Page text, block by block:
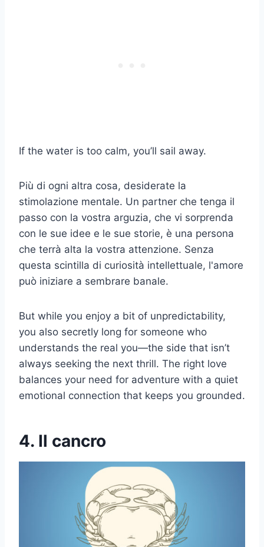
If the water is too calm, you’ll sail away.
Più di ogni altra cosa, desiderate la
stimolazione mentale. Un partner che tenga il
passo con la vostra arguzia, che vi sorprenda
con le sue idee e le sue storie, è una persona
che terrà alta la vostra attenzione. Senza
questa scintilla di curiosità intellettuale, l'amore
può iniziare a sembrare banale.
But while you enjoy a bit of unpredictability,
you also secretly long for someone who
understands the real you—the side that isn’t
always seeking the next thrill. The right love
balances your need for adventure with a quiet
emotional connection that keeps you grounded.
4. Il cancro